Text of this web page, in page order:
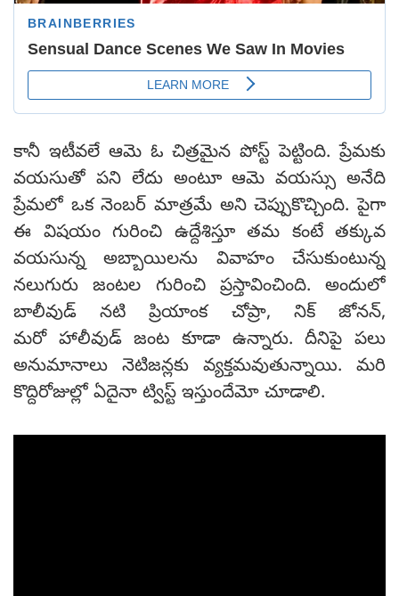
కానీ ఇటీవ‌లే ఆమె ఓ చిత్ర‌మైన పోస్ట్ పెట్టింది. ప్రేమకు
వయసుతో పని లేదు అంటూ ఆమె వయస్సు అనేది
ప్రేమలో ఒక నెంబర్ మాత్రమే అని చెప్పుకొచ్చింది. పైగా
ఈ విషయం గురించి ఉద్దేశిస్తూ తమ కంటే తక్కువ
వయసున్న అబ్బాయిలను వివాహం చేసుకుంటున్న
నలుగురు జంటల గురించి ప్ర‌స్తావించింది. అందులో
బాలీవుడ్ నటి ప్రియాంక చోప్రా, నిక్ జోనన్‌,
మ‌రో హాలీవుడ్ జంట కూడా ఉన్నారు. దీనిపై పలు
అనుమానాలు నెటిజ‌న్ల‌కు వ్యక్తమవుతున్నాయి. మ‌రి
కొద్దిరోజుల్లో ఏదైనా ట్విస్ట్ ఇస్తుందేమో చూడాలి.